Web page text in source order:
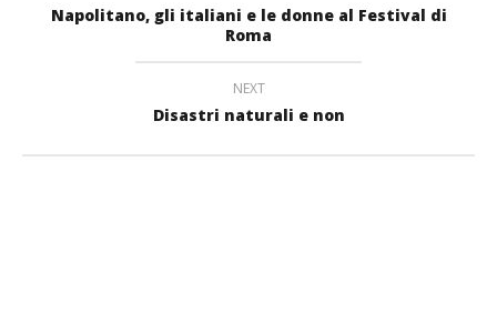
Napolitano, gli italiani e le donne al Festival di
Roma
NEXT
Disastri naturali e non